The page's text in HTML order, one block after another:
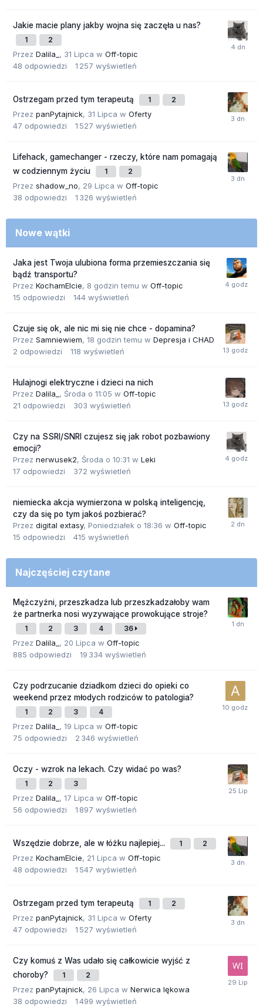
Jakie macie plany jakby wojna się zaczęła u nas?
1 2
Przez Dalila_ , 31 Lipca w Off-topic
48 odpowiedzi 1 257 wyświetleń
Ostrzegam przed tym terapeutą 1 2
Przez panPytajnick, 31 Lipca w Oferty
47 odpowiedzi 1 527 wyświetleń
Lifehack, gamechanger - rzeczy, które nam pomagają
w codziennym życiu
1 2
Przez shadow_no, 29 Lipca w Off-topic
38 odpowiedzi 1 326 wyświetleń
Nowe wątki
Jaka jest Twoja ulubiona forma przemieszczania się
bądź transportu?
Przez KochamElcie, 8 godzin temu w Off-topic
15 odpowiedzi 144 wyświetleń
Czuje się ok, ale nic mi się nie chce - dopamina?
Przez Samniewiem, 18 godzin temu w Depresja i CHAD
2 odpowiedzi 118 wyświetleń
Hulajnogi elektryczne i dzieci na nich
Przez Dalila_ , Środa o 11:05 w Off-topic
21 odpowiedzi 303 wyświetleń
Czy na SSRI/SNRI czujesz się jak robot pozbawiony
emocji?
Przez nerwusek2, Środa o 10:31 w Leki
17 odpowiedzi 372 wyświetleń
niemiecka akcja wymierzona w polską inteligencję,
czy da się po tym jakoś pozbierać?
Przez digital extasy, Poniedziałek o 18:36 w Off-topic
15 odpowiedzi 415 wyświetleń
Najczęściej czytane
Mężczyźni, przeszkadza lub przeszkadzałoby wam
że partnerka nosi wyzywające prowokujące stroje?
1 2 3 4 36
Przez Dalila_ , 20 Lipca w Off-topic
885 odpowiedzi 19 334 wyświetleń
Czy podrzucanie dziadkom dzieci do opieki co
weekend przez młodych rodziców to patologia?
1 2 3 4
Przez Dalila_ , 19 Lipca w Off-topic
75 odpowiedzi 2 346 wyświetleń
Oczy - wzrok na lekach. Czy widać po was?
1 2 3
Przez Dalila_ , 17 Lipca w Off-topic
56 odpowiedzi 1 897 wyświetleń
Wszędzie dobrze, ale w łóżku najlepiej... 1 2
Przez KochamElcie, 21 Lipca w Off-topic
48 odpowiedzi 1 547 wyświetleń
Ostrzegam przed tym terapeutą 1 2
Przez panPytajnick, 31 Lipca w Oferty
47 odpowiedzi 1 527 wyświetleń
Czy komuś z Was udało się całkowicie wyjść z
choroby?
1 2
Przez panPytajnick, 26 Lipca w Nerwica lękowa
38 odpowiedzi 1 499 wyświetleń